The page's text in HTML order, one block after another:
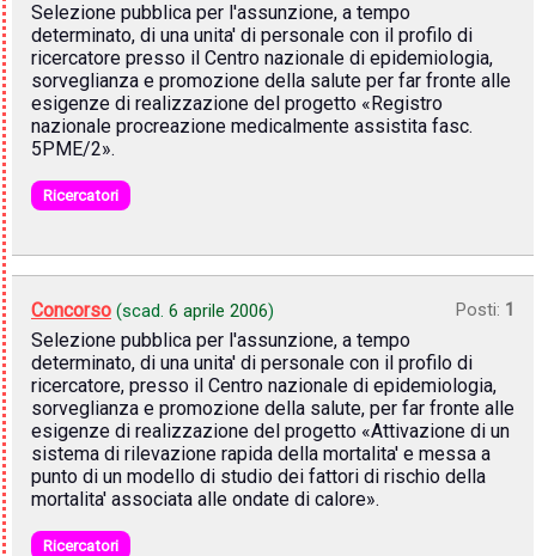
Selezione pubblica per l'assunzione, a tempo
determinato, di una unita' di personale con il profilo di
ricercatore presso il Centro nazionale di epidemiologia,
sorveglianza e promozione della salute per far fronte alle
esigenze di realizzazione del progetto «Registro
nazionale procreazione medicalmente assistita fasc.
5PME/2».
Ricercatori
Concorso (scad. 6 aprile 2006) Posti: 1
Selezione pubblica per l'assunzione, a tempo
determinato, di una unita' di personale con il profilo di
ricercatore, presso il Centro nazionale di epidemiologia,
sorveglianza e promozione della salute, per far fronte alle
esigenze di realizzazione del progetto «Attivazione di un
sistema di rilevazione rapida della mortalita' e messa a
punto di un modello di studio dei fattori di rischio della
mortalita' associata alle ondate di calore».
Ricercatori